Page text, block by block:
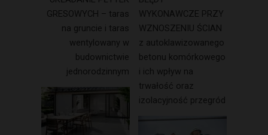
GRESOWYCH – taras
na gruncie i taras
wentylowany w
budownictwie
jednorodzinnym
WYKONAWCZE PRZY
WZNOSZENIU ŚCIAN
z autoklawizowanego
betonu komórkowego
i ich wpływ na
trwałość oraz
izolacyjność przegród